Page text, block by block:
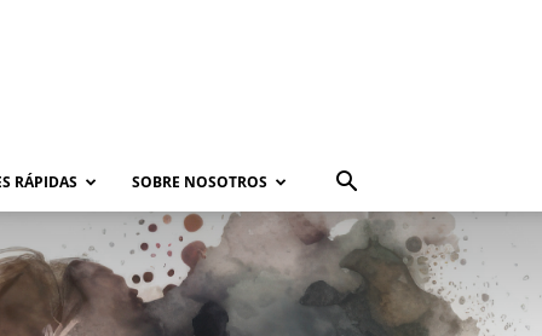
RÁPIDAS SOBRE NOSOTROS